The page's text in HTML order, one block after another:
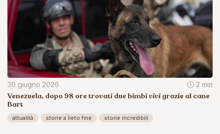
30 giugno 2026 2 min
Venezuela, dopo 98 ore trovati due bimbi vivi grazie al cane
Bart
attualità storie a lieto fine storie incredibili